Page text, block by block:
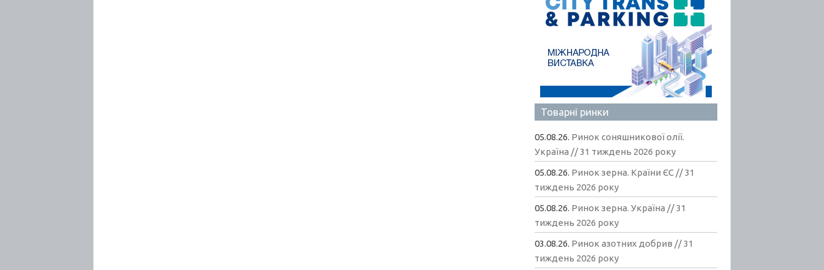
Товарні ринки
05.08.26. Ринок соняшникової олії.
Україна // 31 тиждень 2026 року
05.08.26. Ринок зерна. Країни ЄС // 31
тиждень 2026 року
05.08.26. Ринок зерна. Україна // 31
тиждень 2026 року
03.08.26. Ринок азотних добрив // 31
тиждень 2026 року